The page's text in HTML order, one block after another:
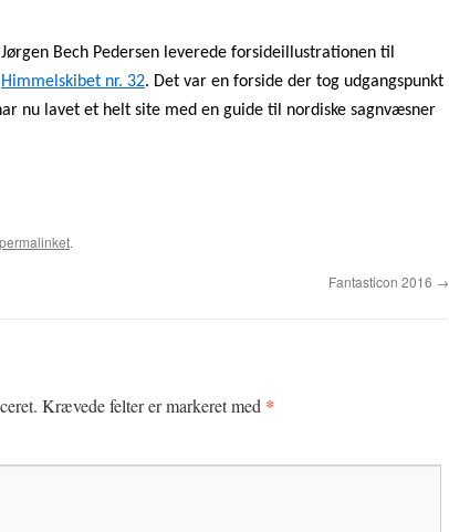
Jørgen Bech Pedersen leverede forsideillustrationen til
Himmelskibet nr. 32. Det var en forside der tog udgangspunkt
nu lavet et helt site med en guide til nordiske sagnvæsner
permalinket.
Fantasticon 2016 →
Krævede felter er markeret med *